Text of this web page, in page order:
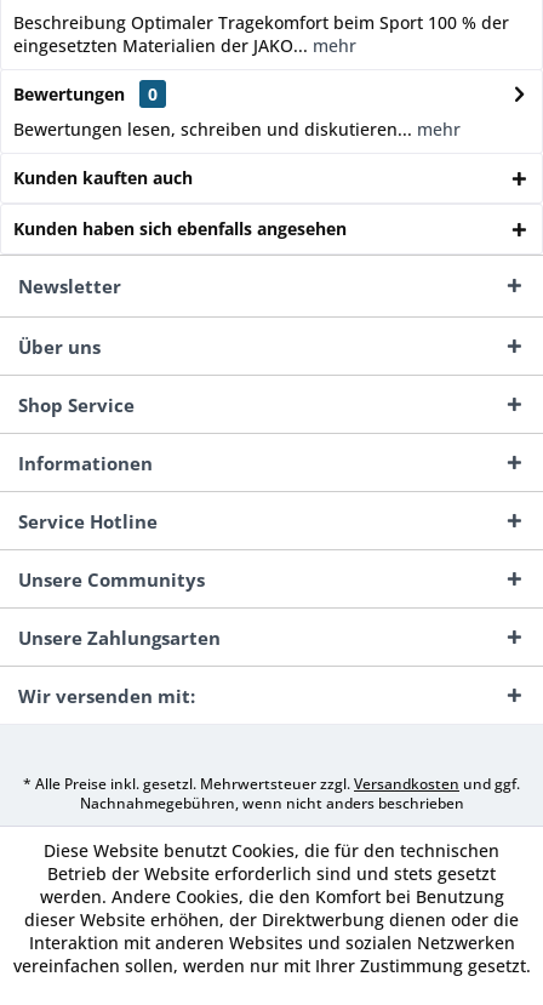
Beschreibung Optimaler Tragekomfort beim Sport 100 % der
eingesetzten Materialien der JAKO... mehr
Bewertungen
0
Bewertungen lesen, schreiben und diskutieren... mehr
Kunden kauften auch
Kunden haben sich ebenfalls angesehen
Newsletter
Über uns
Shop Service
Informationen
Service Hotline
Unsere Communitys
Unsere Zahlungsarten
Wir versenden mit:
* Alle Preise inkl. gesetzl. Mehrwertsteuer zzgl.Versandkosten und ggf.
Nachnahmegebühren, wenn nicht anders beschrieben
Diese Website benutzt Cookies, die für den technischen
Betrieb der Website erforderlich sind und stets gesetzt
werden. Andere Cookies, die den Komfort bei Benutzung
dieser Website erhöhen, der Direktwerbung dienen oder die
Interaktion mit anderen Websites und sozialen Netzwerken
vereinfachen sollen, werden nur mit Ihrer Zustimmung gesetzt.